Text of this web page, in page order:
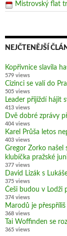
Mistrovský flat
NEJČTENĚJŠÍ
Kopřivnice slavila
579 views
Cizinci se valí do
505 views
Leader přijíždí hájit
413 views
Dvě dobré zprávy
404 views
Karel Průša letos
403 views
Gregor Zorko našel
klubíčka pražské
377 views
David Lizák s
375 views
Češi budou v Lodži
374 views
Marodů je přespříliš
368 views
Tai Woffinden se
365 views